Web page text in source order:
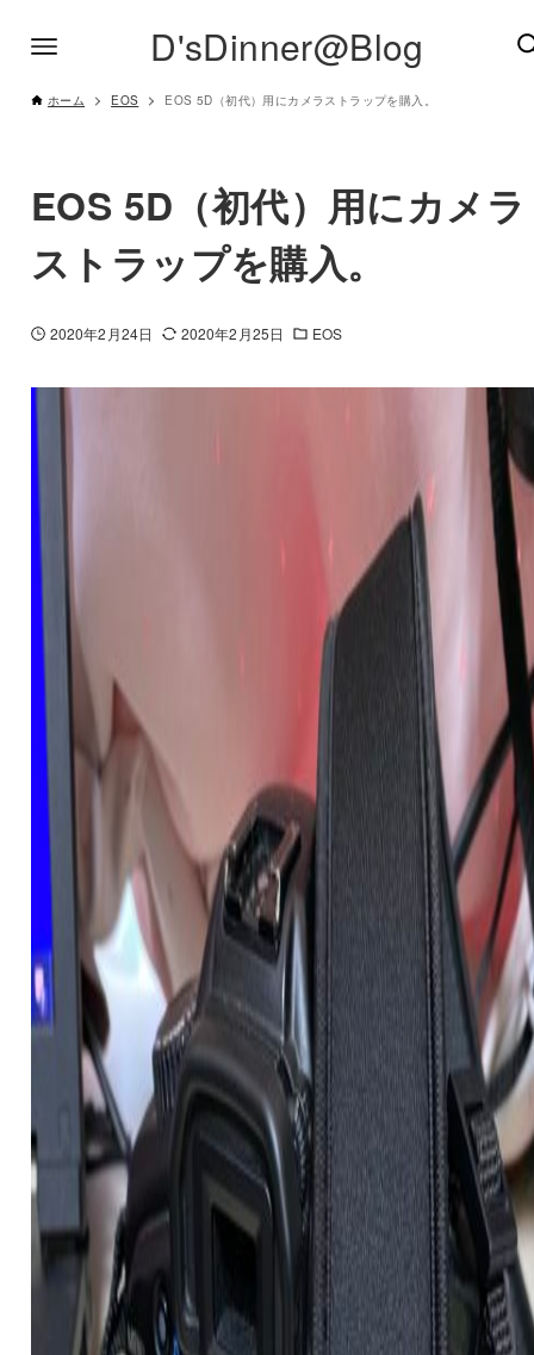
D'sDinner@Blog
ホーム EOS EOS 5D（初代）用にカメラストラップを購入。
EOS 5D（初代）用にカメラ
ストラップを購入。
2020年2月24日 2020年2月25日 EOS